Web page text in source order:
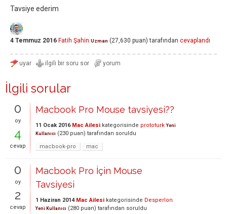
Tavsiye ederim
4 Temmuz 2016 Fatih Şahin Uzman (27,630 puan) tarafından cevaplandı
İlgili sorular
0
oy
4
cevap
Macbook Pro Mouse tavsiyesi??
11 Ocak 2016 Mac Ailesi kategorisinde prototurk Yeni
Kullanıcı (230 puan) tarafından soruldu
macbook-pro
mac
0
oy
2
cevap
Macbook Pro İçin Mouse
Tavsiyesi
1 Haziran 2014 Mac Ailesi kategorisinde Desperlon
Yeni Kullanıcı (280 puan) tarafından soruldu